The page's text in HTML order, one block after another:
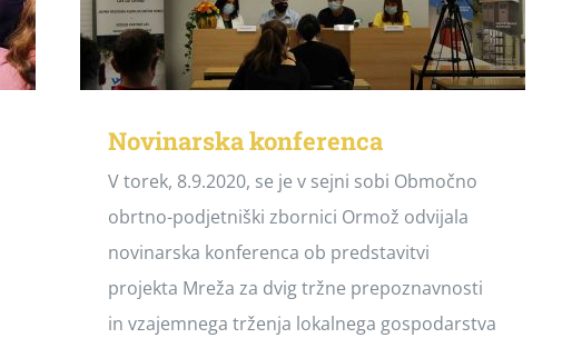
Novinarska konferenca
V torek, 8.9.2020, se je v sejni sobi Območno
obrtno-podjetniški zbornici Ormož odvijala
novinarska konferenca ob predstavitvi
projekta Mreža za dvig tržne prepoznavnosti
in vzajemnega trženja lokalnega gospodarstva